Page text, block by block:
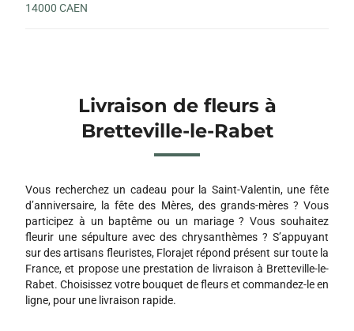
14000 CAEN
Livraison de fleurs à
Bretteville-le-Rabet
Vous recherchez un cadeau pour la Saint-Valentin, une fête
d’anniversaire, la fête des Mères, des grands-mères ? Vous
participez à un baptême ou un mariage ? Vous souhaitez
fleurir une sépulture avec des chrysanthèmes ? S’appuyant
sur des artisans fleuristes, Florajet répond présent sur toute la
France, et propose une prestation de livraison à Bretteville-le-
Rabet. Choisissez votre bouquet de fleurs et commandez-le en
ligne, pour une livraison rapide.